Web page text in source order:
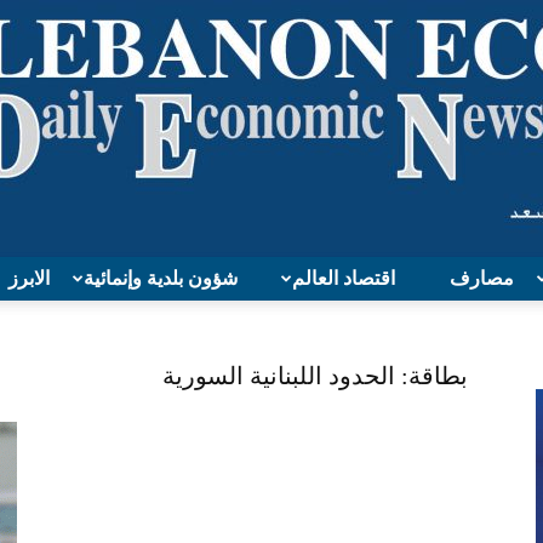
الابرز شؤون بلدية وإنمائية اقتصاد العالم مصارف
بطاقة: الحدود اللبنانية السورية